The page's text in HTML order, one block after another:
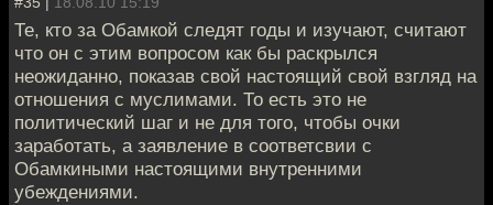
Те, кто за Обамкой следят годы и изучают, считают
что он с этим вопросом как бы раскрылся
неожиданно, показав свой настоящий свой взгляд на
отношения с муслимами. То есть это не
политический шаг и не для того, чтобы очки
заработать, а заявление в соответсвии с
Обамкиными настоящими внутренними
убеждениями.